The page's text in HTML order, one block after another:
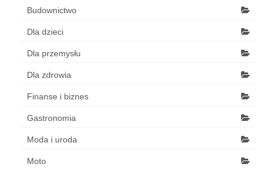
Budownictwo
Dla dzieci
Dla przemysłu
Dla zdrowia
Finanse i biznes
Gastronomia
Moda i uroda
Moto